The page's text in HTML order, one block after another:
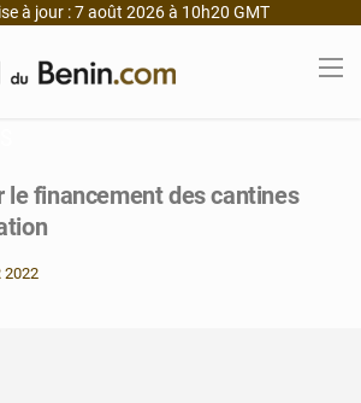
à jour : 7 août 2026 à 10h20 GMT
le financement des cantines
2022